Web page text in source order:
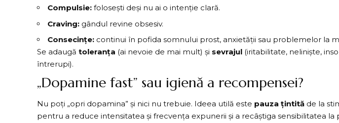
Compulsie: folosești deși nu ai o intenție clară.
Craving: gândul revine obsesiv.
Consecințe: continui în pofida somnului prost, anxietății sau problemelor la
Se adaugătoleranța (ai nevoie de mai mult) și sevrajul (iritabilitate, neliniște,
întrerupi).
„Dopamine fast” sau igienă a recompensei?
Nu poți „opri dopamina” și nici nu trebuie. Ideea utilă este pauza țintită de la
pentru a reduce intensitatea și frecvența expunerii și a recâștiga sensibilitatea la